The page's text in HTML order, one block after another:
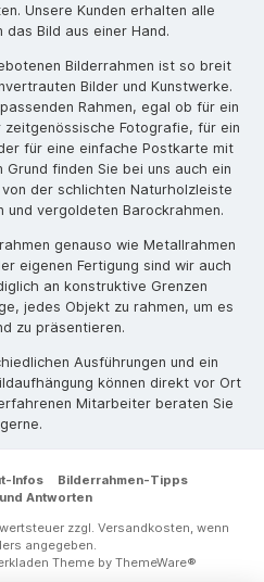
Unsere Kunden erhalten alle
das Bild aus einer Hand.
Bilderrahmen ist so breit
Bilder und Kunstwerke.
Rahmen, egal ob für ein
Fotografie, für ein
für eine einfache Postkarte mit
Grund finden Sie bei uns auch ein
der schlichten Naturholzleiste
vergoldeten Barockrahmen.
genauso wie Metallrahmen
eigenen Fertigung sind wir auch
an konstruktive Grenzen
jedes Objekt zu rahmen, um es
zu präsentieren.
Ausführungen und ein
können direkt vor Ort
Mitarbeiter beraten Sie
gerne.
Infos
Bilderrahmen-Tipps
Antworten
zzgl. Versandkosten, wenn
angegeben.
Theme by ThemeWare®